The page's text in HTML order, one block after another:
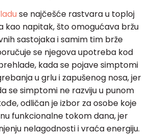
se najčešće rastvara u toploj
kao napitak, što omogućava bržu
sastojaka i samim tim brže
se njegova upotreba kod
kada se pojave simptomi
u grlu i zapušenog nosa, jer
se simptomi ne razviju u punom
odličan je izbor za osobe koje
funkcionalne tokom dana, jer
nelagodnosti i vraća energiju.